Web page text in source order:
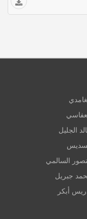
الجليل
السالمي
جبريل
أبكر